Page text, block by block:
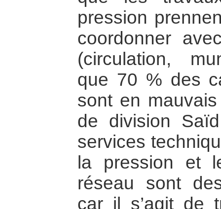
pression
coordonner
(circulation,
que 70 % des
sont en
de division
services
la pression et
réseau sont
car il s’agit de